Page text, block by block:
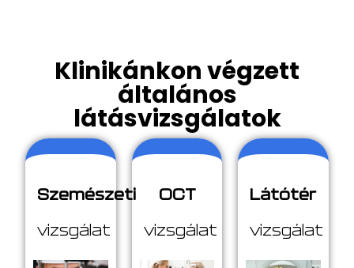
Klinikánkon végzett
általános
látásvizsgálatok
Szemészeti
vizsgálat
OCT
vizsgálat
Látótér
vizsgálat